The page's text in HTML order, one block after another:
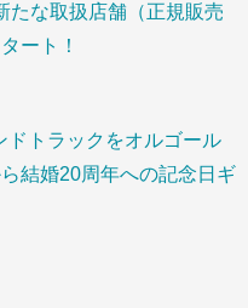
たな取扱店舗（正規販売
ート！
ドトラックをオルゴール
結婚20周年への記念日ギ